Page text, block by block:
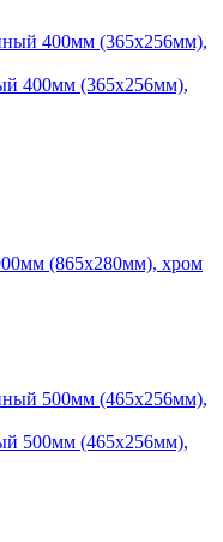
400мм (365х256мм),
(865х280мм), хром
500мм (465х256мм),